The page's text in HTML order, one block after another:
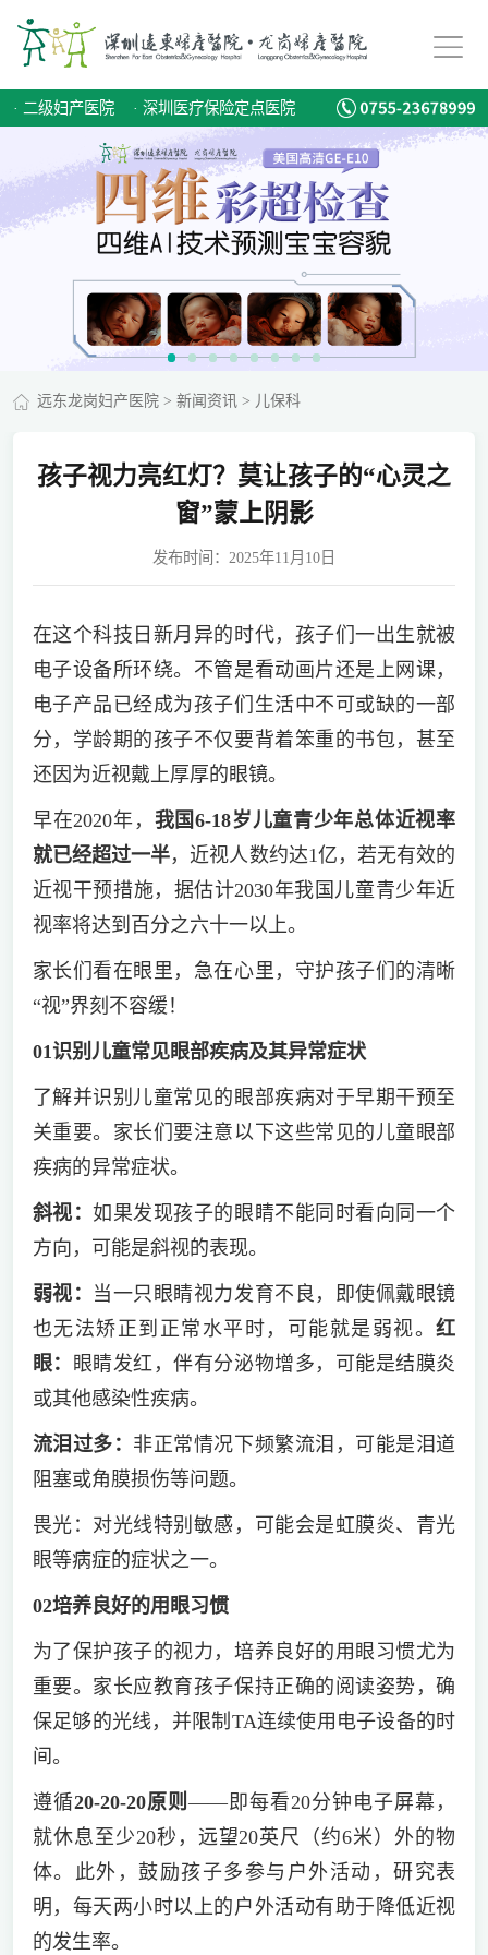
· 二级妇产医院 · 深圳医疗保险定点医院
远东龙岗妇产医院> 新闻资讯> 儿保科
孩子视力亮红灯？莫让孩子的“心灵之
窗”蒙上阴影
发布时间：2025年11月10日
在这个科技日新月异的时代，孩子们一出生就被
电子设备所环绕。不管是看动画片还是上网课，
电子产品已经成为孩子们生活中不可或缺的一部
分，学龄期的孩子不仅要背着笨重的书包，甚至
还因为近视戴上厚厚的眼镜。
早在2020年， 我国6-18岁儿童青少年总体近视率
就已经超过一半，近视人数约达1亿，若无有效的
近视干预措施，据估计2030年我国儿童青少年近
视率将达到百分之六十一以上。
家长们看在眼里，急在心里，守护孩子们的清晰
“视”界刻不容缓！
01 识别儿童常见眼部疾病及其异常症状
了解并识别儿童常见的眼部疾病对于早期干预至
关重要。家长们要注意以下这些常见的儿童眼部
疾病的异常症状。
斜视：如果发现孩子的眼睛不能同时看向同一个
方向，可能是斜视的表现。
弱视： 当一只眼睛视力发育不良，即使佩戴眼镜
也无法矫正到正常水平时，可能就是弱视。红
眼：
眼睛发红，伴有分泌物增多，可能是结膜炎
或其他感染性疾病。
流泪过多： 非正常情况下频繁流泪，可能是泪道
阻塞或角膜损伤等问题。
畏光：对光线特别敏感，可能会是虹膜炎、青光
眼等病症的症状之一。
02培养良好的用眼习惯
为了保护孩子的视力，培养良好的用眼习惯尤为
重要。家长应教育孩子保持正确的阅读姿势，确
保足够的光线，并限制TA连续使用电子设备的时
间。
遵循20-20-20原则 ——即每看20分钟电子屏幕，
就休息至少20秒，远望20英尺（约6米）外的物
体。此外，鼓励孩子多参与户外活动，研究表
明，每天两小时以上的户外活动有助于降低近视
的发生率。